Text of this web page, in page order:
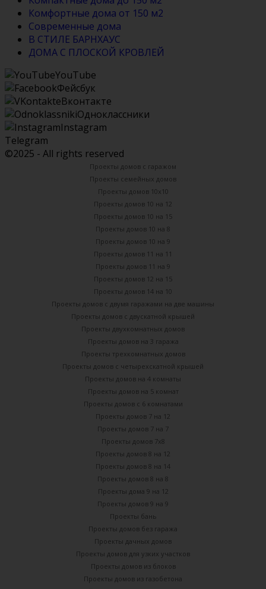
Комфортные дома от 150 м2
Современные дома
В СТИЛЕ БАРНХАУС
ДОМА С ПЛОСКОЙ КРОВЛЕЙ
YouTube
Фейсбук
Вконтакте
Одноклассники
Instagram
Telegram
©2025 - All rights reserved
Проекты домов с гаражом
Проекты семейных домов
Проекты домов 10х10
Проекты домов 10 на 12
Проекты домов 10 на 15
Проекты домов 10 на 8
Проекты домов 10 на 9
Проекты домов 11 на 11
Проекты домов 11 на 9
Проекты домов 12 на 15
Проекты домов 14 на 10
Проекты домов с двумя гаражами на две машины
Проекты домов с двускатной крышей
Проекты двухкомнатных домов
Проекты домов на 3 гаража
Проекты трехкомнатных домов
Проекты домов с четырехскатной крышей
Проекты домов на 4 комнаты
Проекты домов на 5 комнат
Проекты домов с 6 комнатами
Проекты домов 7 на 12
Проекты домов 7 на 7
Проекты домов 7х8
Проекты домов 8 на 12
Проекты домов 8 на 14
Проекты домов 8 на 8
Проекты дома 9 на 12
Проекты домов 9 на 9
Проекты бань
Проекты домов без гаража
Проекты дачных домов
Проекты домов для узких участков
Проекты домов из блоков
Проекты домов из газобетона